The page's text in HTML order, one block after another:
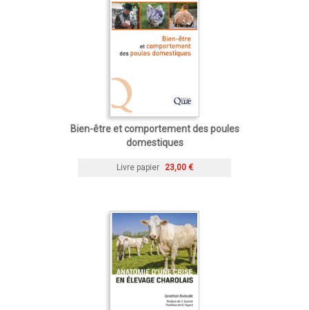
Bien-être et comportement des poules
domestiques
Livre papier 23,00 €